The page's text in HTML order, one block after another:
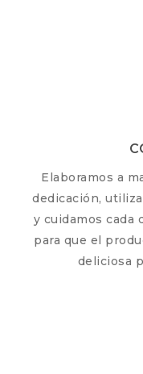
Elaboramos a
dedicación,
y cuidamos cada
para que el
deliciosa